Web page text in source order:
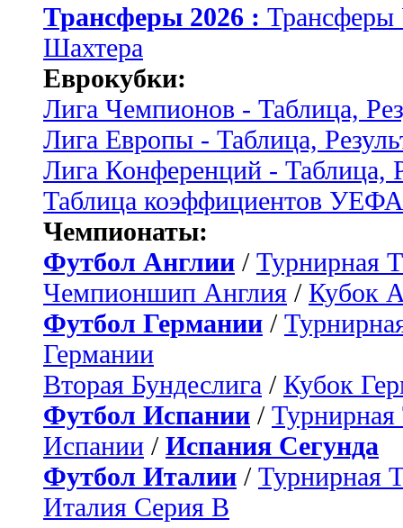
Трансферы 2026 :
Шахтера
Еврокубки:
Лига Чемпионов - Таблица,
Лига Европы - Таблица,
Лига Конференций - Таблица,
Таблица коэффициентов УЕФА
Чемпионаты:
Футбол Англии / Турнирная
Чемпионшип Англия / Кубок
Футбол Германии /
Германии
Вторая Бундеслига / Кубок
Футбол Испании / Турнирная
Испании / Испания Сегунда
Футбол Италии / Турнирная
Италия Серия B